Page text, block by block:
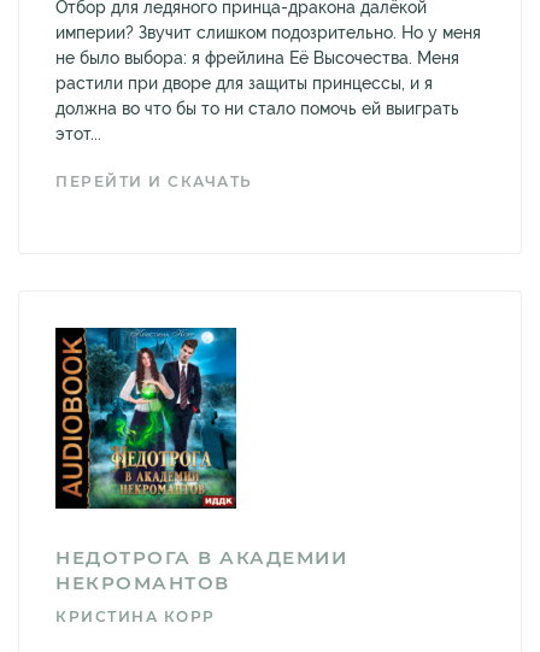
Отбор для ледяного принца-дракона далёкой
империи? Звучит слишком подозрительно. Но у меня
не было выбора: я фрейлина Её Высочества. Меня
растили при дворе для защиты принцессы, и я
должна во что бы то ни стало помочь ей выиграть
этот...
ПЕРЕЙТИ И СКАЧАТЬ
НЕДОТРОГА В АКАДЕМИИ
НЕКРОМАНТОВ
КРИСТИНА КОРР